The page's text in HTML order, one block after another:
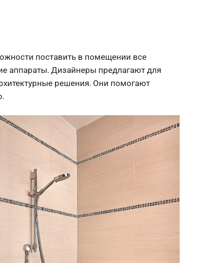
поставить в помещении все
аппараты. Дизайнеры предлагают для
решения. Они помогают